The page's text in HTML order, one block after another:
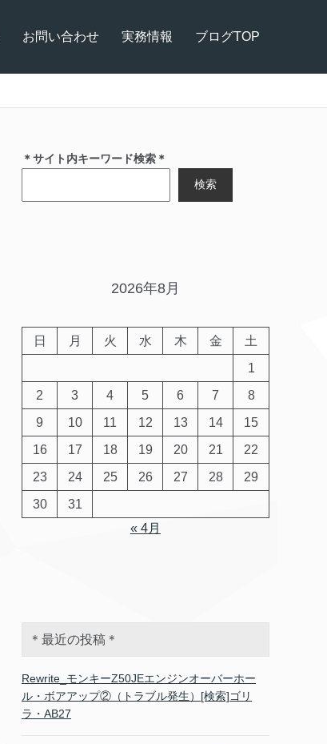
お問い合わせ 実務情報 ブログTOP
＊サイト内キーワード検索＊
検索
2026年8月
日 月 火 水 木 金
土
1
2
3 4 5 6 7
8
9
10 11 12 13 14
15
16
17 18 19 20 21
22
23
24 25 26 27 28
29
30
31
« 4月
＊最近の投稿＊
Rewrite_モンキーZ50JEエンジンオーバーホー
ル・ボアアップ②（トラブル発生）[検索]ゴリ
ラ・AB27